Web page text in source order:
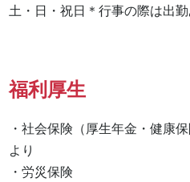
土・日・祝日＊行事の際は出勤
福利厚生
・社会保険（厚生年金・健康
より
・労災保険